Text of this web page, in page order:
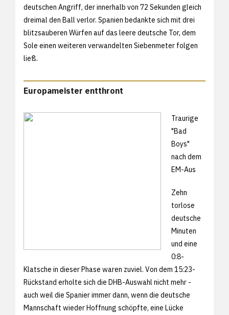
deutschen Angriff, der innerhalb von 72 Sekunden gleich
dreimal den Ball verlor. Spanien bedankte sich mit drei
blitzsauberen Würfen auf das leere deutsche Tor, dem
Sole einen weiteren verwandelten Siebenmeter folgen
ließ.
Europameister entthront
Traurige
"Bad
Boys"
nach dem
EM-Aus
Zehn
torlose
deutsche
Minuten
und eine
0:8-
Klatsche in dieser Phase waren zuviel. Von dem 15:23-
Rückstand erholte sich die DHB-Auswahl nicht mehr -
auch weil die Spanier immer dann, wenn die deutsche
Mannschaft wieder Hoffnung schöpfte, eine Lücke